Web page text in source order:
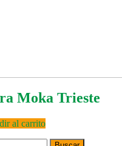
Moka Trieste
al carrito